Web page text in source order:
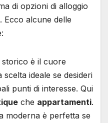
di opzioni di alloggio
Ecco alcune delle
è il cuore
ideale se desideri
punti di interesse. Qui
che appartamenti.
moderna è perfetta se